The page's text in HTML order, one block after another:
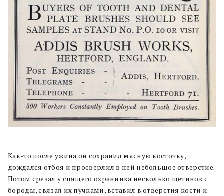
Как-то после ужина он сохранил мясную косточку,
дождался отбоя и просверлил в ней небольшое отверстие.
Потом срезал у спящего охранника несколько щетинок с
бороды, связал их пучками, вставил в отверстия кости и